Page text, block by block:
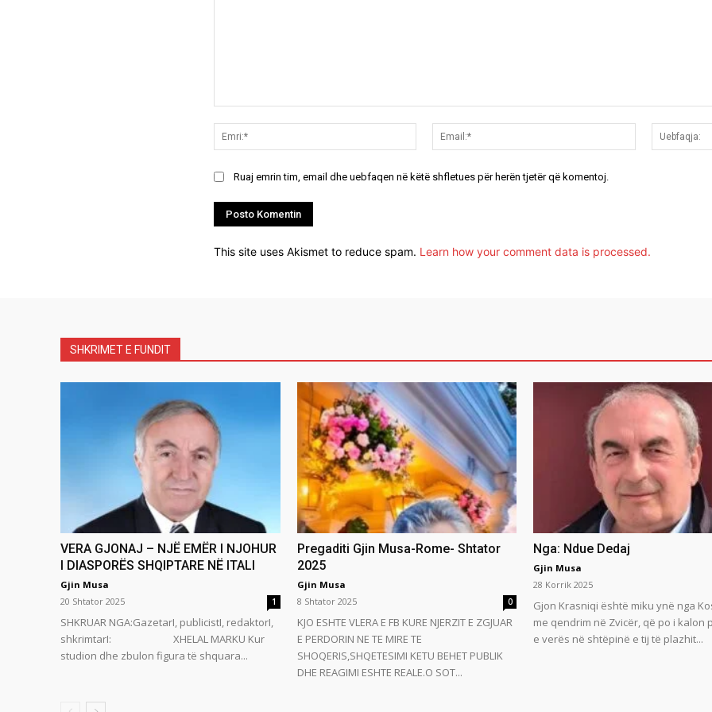
Emri:*
Email:*
Ruaj emrin tim, email dhe uebfaqen në këtë shfletues për herën tjetër që komentoj.
This site uses Akismet to reduce spam. Learn how your comment data is processed.
SHKRIMET E FUNDIT
VERA GJONAJ – NJË EMËR I NJOHUR
I DIASPORËS SHQIPTARE NË ITALI
Gjin Musa
20 Shtator 2025
1
SHKRUAR NGA:GazetarI, publicistI, redaktorI,
shkrimtarI: XHELAL MARKU Kur
studion dhe zbulon figura të shquara...
Pregaditi Gjin Musa-Rome- Shtator
2025
Gjin Musa
8 Shtator 2025
0
KJO ESHTE VLERA E FB KURE NJERZIT E ZGJUAR
E PERDORIN NE TE MIRE TE
SHOQERIS,SHQETESIMI KETU BEHET PUBLIK
DHE REAGIMI ESHTE REALE.O SOT...
Nga: Ndue Dedaj
Gjin Musa
28 Korrik 2025
Gjon Krasniqi është miku ynë nga
me qendrim në Zvicër, që po i kalon
e verës në shtëpinë e tij të plazhit...